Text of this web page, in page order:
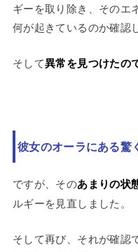
ギーを取り除き、そのエ
何が起きているのか確認
そして異常を見つけたの
彼女のオーラにある驚
ですが、そのあまりの状
ルギーを見直しました。
そして再び、それが確認